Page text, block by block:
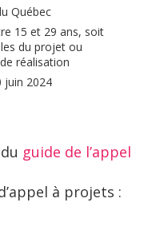
Québec
15 et 29 ans, soit
du projet ou
réalisation
juin 2024
guide de l’appel
à projets :